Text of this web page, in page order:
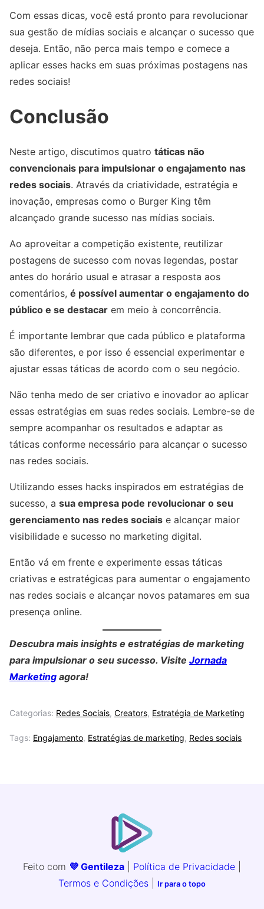
Com essas dicas, você está pronto para revolucionar
sua gestão de mídias sociais e alcançar o sucesso que
deseja. Então, não perca mais tempo e comece a
aplicar esses hacks em suas próximas postagens nas
redes sociais!
Conclusão
Neste artigo, discutimos quatro táticas não
convencionais para impulsionar o engajamento nas
redes sociais. Através da criatividade, estratégia e
inovação, empresas como o Burger King têm
alcançado grande sucesso nas mídias sociais.
Ao aproveitar a competição existente, reutilizar
postagens de sucesso com novas legendas, postar
antes do horário usual e atrasar a resposta aos
comentários, é possível aumentar o engajamento do
público e se destacar em meio à concorrência.
É importante lembrar que cada público e plataforma
são diferentes, e por isso é essencial experimentar e
ajustar essas táticas de acordo com o seu negócio.
Não tenha medo de ser criativo e inovador ao aplicar
essas estratégias em suas redes sociais. Lembre-se de
sempre acompanhar os resultados e adaptar as
táticas conforme necessário para alcançar o sucesso
nas redes sociais.
Utilizando esses hacks inspirados em estratégias de
sucesso, a sua empresa pode revolucionar o seu
gerenciamento nas redes sociais e alcançar maior
visibilidade e sucesso no marketing digital.
Então vá em frente e experimente essas táticas
criativas e estratégicas para aumentar o engajamento
nas redes sociais e alcançar novos patamares em sua
presença online.
Descubra mais insights e estratégias de marketing
para impulsionar o seu sucesso. Visite Jornada
Marketing agora!
Categorias: Redes Sociais, Creators, Estratégia de Marketing
Tags: Engajamento, Estratégias de marketing, Redes sociais
Feito com 💜 Gentileza Política de Privacidade
Termos e Condições
Ir para o topo